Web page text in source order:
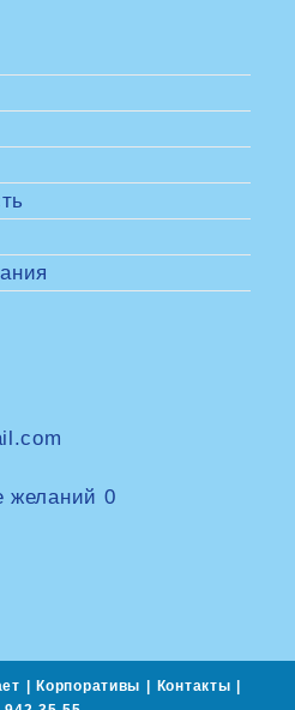
application
желаний 0
Корпоративы
Контакты